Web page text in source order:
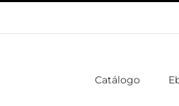
Catálogo